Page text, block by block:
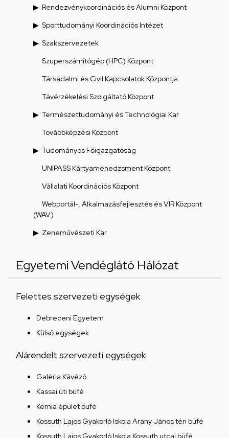
Rendezvénykoordinációs és Alumni Központ
Sporttudományi Koordinációs Intézet
Szakszervezetek
Szuperszámítógép (HPC) Központ
Társadalmi és Civil Kapcsolatok Központja
Távérzékelési Szolgáltató Központ
Természettudományi és Technológiai Kar
Továbbképzési Központ
Tudományos Főigazgatóság
UNIPASS Kártyamenedzsment Központ
Vállalati Koordinációs Központ
Webportál-, Alkalmazásfejlesztés és VIR Központ
(WAV)
Zeneművészeti Kar
Egyetemi Vendéglátó Hálózat
Felettes szervezeti egységek
Debreceni Egyetem
Külső egységek
Alárendelt szervezeti egységek
Galéria Kávézó
Kassai úti büfé
Kémia épület büfé
Kossuth Lajos Gyakorló Iskola Arany János téri büfé
Kossuth Lajos Gyakorló Iskola Kossuth utcai büfé